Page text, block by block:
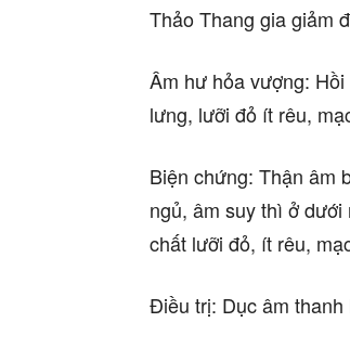
Thảo Thang gia giảm
Âm hư hỏa vượng:
lưng, lưỡi đỏ ít rêu,
Biện chứng: Thận âm
ngủ, âm suy thì ở
chất lưỡi đỏ, ít rêu,
Điều trị: Dục âm